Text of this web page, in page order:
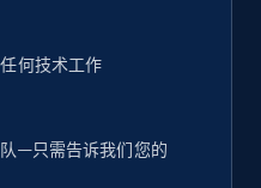
何技术工作
—只需告诉我们您的